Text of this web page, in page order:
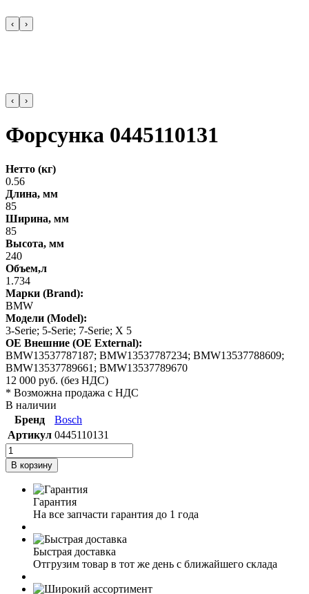
‹ ›
‹ ›
Форсунка 0445110131
Нетто (кг)
0.56
Длина, мм
85
Ширина, мм
85
Высота, мм
240
Объем,л
1.734
Марки (Brand):
BMW
Модели (Model):
3-Serie; 5-Serie; 7-Serie; X 5
OE Внешние (OE External):
BMW13537787187; BMW13537787234; BMW13537788609;
BMW13537789661; BMW13537789670
12 000 руб. (без НДС)
* Возможна продажа с НДС
В наличии
Бренд
Bosch
Артикул 0445110131
В корзину
Гарантия
На все запчасти гарантия до 1 года
Быстрая доставка
Отгрузим товар в тот же день с ближайшего склада